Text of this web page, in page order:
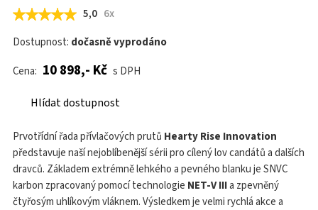
5,0 6x
Dostupnost: dočasně vyprodáno
Cena: 10 898,- Kč s DPH
Hlídat dostupnost
Prvotřídní řada přívlačových prutů Hearty Rise Innovation
představuje naší nejoblíbenější sérii pro cílený lov candátů a dalších
dravců. Základem extrémně lehkého a pevného blanku je SNVC
karbon zpracovaný pomocí technologie NET-V IIIa zpevněný
čtyřosým uhlíkovým vláknem. Výsledkem je velmi rychlá akce a